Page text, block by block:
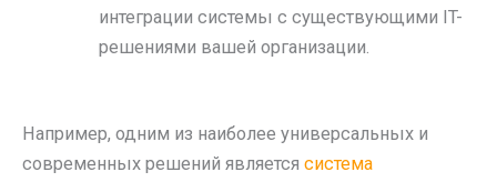
интеграции системы с существующими IT-
решениями вашей организации.
Например, одним из наиболее универсальных и
современных решений является система